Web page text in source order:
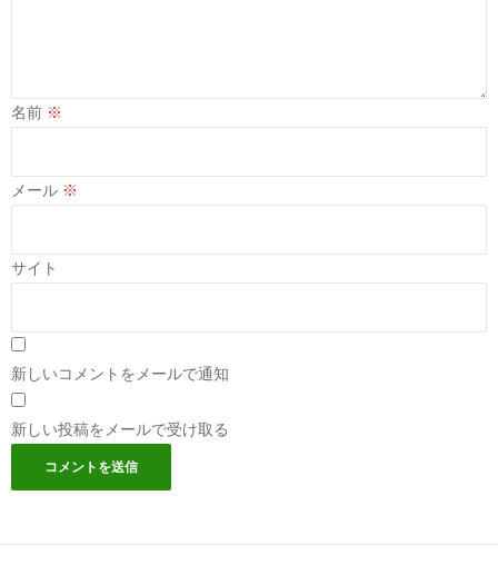
名前 ※
メール ※
サイト
新しいコメントをメールで通知
新しい投稿をメールで受け取る